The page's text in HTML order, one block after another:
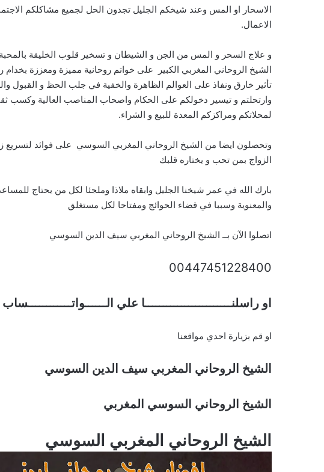
الاسحار او المس وعند شيخكم الجليل تجدون الحل لجميع مشاكلكم
الاعمال.
و علاج السحر و المس من الجن و الشيطان و تسخير قلوب الخليقة
الشيخ الروحاني المغربي الكبير على خواتم روحانية مميزة ومعززة
تأثير خارق ونفاذ على العوالم الظاهرة والخفية في جلب الحظ و القبول
وارتحلتم و تيسير دخولكم على الحكام واصحاب المناصب العالية وكسب
لمحلاتكم ومراكزكم المعدة للبيع و الشراء.
وتحصلون ايضا من الشيخ الروحاني المغربي السوسي على فوائد لتسريع
الزواج بمن تحب و يختاره قلبك
بارك الله في عمر شيخنا الجليل وابقاه ملاذا وملجئا لكل من يحتاج
والمعنوية وسببا في قضاء الحوائج ومفتاحا لكل مستغلق
اتصلوا الآن بــ الشيخ الروحاني المغربي سيف الدين السوسي
00447451228400
او راسلنــــــــــــــــــــــــا علي الــــــواتــــــــــــساب
او قم بزيارة احدي مواقعنا
الشيخ الروحاني المغربي سيف الدين السوسي
الشيخ الروحاني السوسي المغربي
الشيخ الروحاني المغربي السوسي